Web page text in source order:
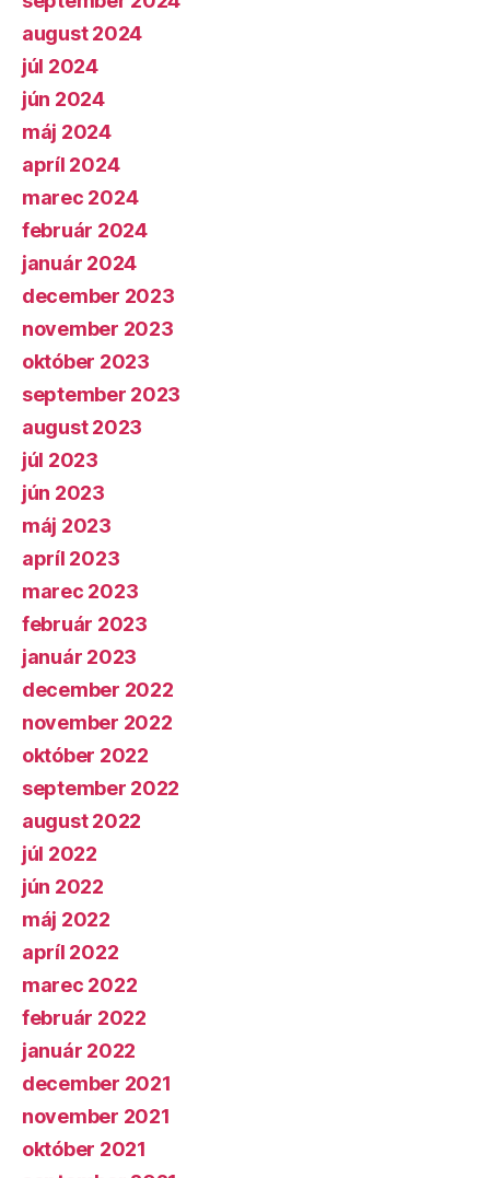
august 2024
júl 2024
jún 2024
máj 2024
apríl 2024
marec 2024
február 2024
január 2024
december 2023
november 2023
október 2023
september 2023
august 2023
júl 2023
jún 2023
máj 2023
apríl 2023
marec 2023
február 2023
január 2023
december 2022
november 2022
október 2022
september 2022
august 2022
júl 2022
jún 2022
máj 2022
apríl 2022
marec 2022
február 2022
január 2022
december 2021
november 2021
október 2021